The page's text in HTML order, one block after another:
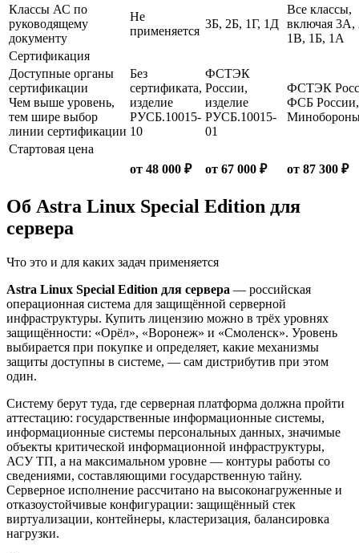
Классы АС по
руководящему
документу
Не
применяется
3Б, 2Б, 1Г, 1Д
Все классы,
включая 3А,
1В, 1Б, 1А
Сертификация
Доступные органы
сертификации
Чем выше уровень,
тем шире выбор
линии сертификации
Без
сертификата,
изделие
РУСБ.10015-
10
ФСТЭК
России,
изделие
РУСБ.10015-
01
ФСТЭК
ФСБ России,
Стартовая цена
от 48 000 ₽
от 67 000 ₽ от 87 300 ₽
Об Astra Linux Special Edition для
сервера
Что это и для каких задач применяется
Astra Linux Special Edition для сервера — российская
операционная система для защищённой серверной
инфраструктуры. Купить лицензию можно в трёх уровнях
защищённости: «Орёл», «Воронеж» и «Смоленск». Уровень
выбирается при покупке и определяет, какие механизмы
защиты доступны в системе, — сам дистрибутив при этом
один.
Систему берут туда, где серверная платформа должна пройти
аттестацию: государственные информационные системы,
информационные системы персональных данных, значимые
объекты критической информационной инфраструктуры,
АСУ ТП, а на максимальном уровне — контуры работы со
сведениями, составляющими государственную тайну.
Серверное исполнение рассчитано на высоконагруженные и
отказоустойчивые конфигурации: защищённый стек
виртуализации, контейнеры, кластеризация, балансировка
нагрузки.